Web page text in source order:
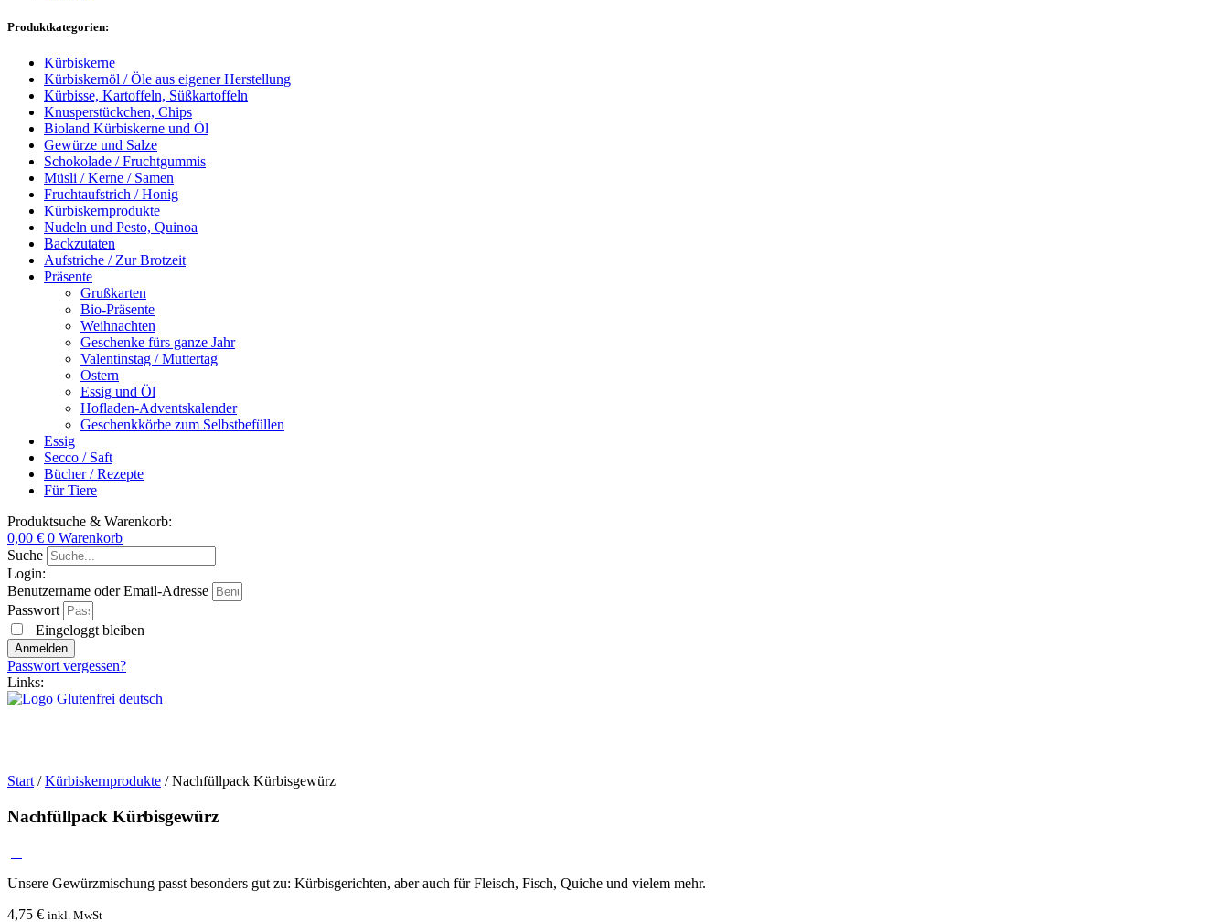
Produktkategorien:
Kürbiskerne
Kürbiskernöl / Öle aus eigener Herstellung
Kürbisse, Kartoffeln, Süßkartoffeln
Knusperstückchen, Chips
Bioland Kürbiskerne und Öl
Gewürze und Salze
Schokolade / Fruchtgummis
Müsli / Kerne / Samen
Fruchtaufstrich / Honig
Kürbiskernprodukte
Nudeln und Pesto, Quinoa
Backzutaten
Aufstriche / Zur Brotzeit
Präsente
Grußkarten
Bio-Präsente
Weihnachten
Geschenke fürs ganze Jahr
Valentinstag / Muttertag
Ostern
Essig und Öl
Hofladen-Adventskalender
Geschenkkörbe zum Selbstbefüllen
Essig
Secco / Saft
Bücher / Rezepte
Für Tiere
Produktsuche & Warenkorb:
0,00 € 0 Warenkorb
Suche
Login:
Benutzername oder Email-Adresse
Passwort
Eingeloggt bleiben
Anmelden
Passwort vergessen?
Links:
Start /Kürbiskernprodukte / Nachfüllpack Kürbisgewürz
Nachfüllpack Kürbisgewürz
Unsere Gewürzmischung passt besonders gut zu: Kürbisgerichten, aber auch für Fleisch, Fisch, Quiche und vielem mehr.
4,75 € inkl. MwSt